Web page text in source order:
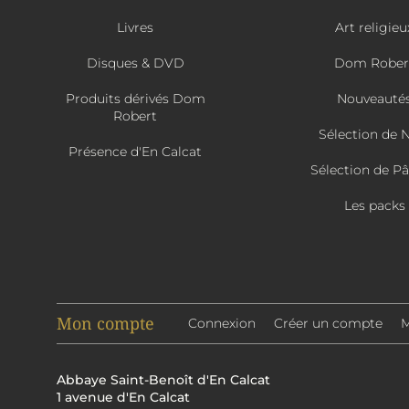
Livres
Disques & DVD
Produits dérivés Dom
Robert
Présence d'En Calcat
Art
Dom
Sélection de
Sélection de
Les packs
Mon compte Connexion Créer un compte
Abbaye Saint-Benoît d'En Calcat
1 avenue d'En Calcat